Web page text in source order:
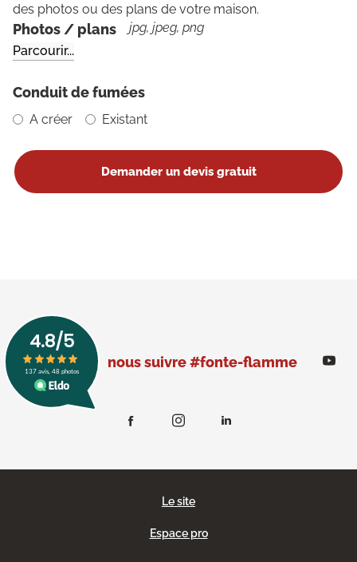
des photos ou des plans de votre maison.
Photos / plans jpg, jpeg, png
Conduit de fumées
A créer Existant
nous suivre #fonte-flamme
Le site
Espace pro